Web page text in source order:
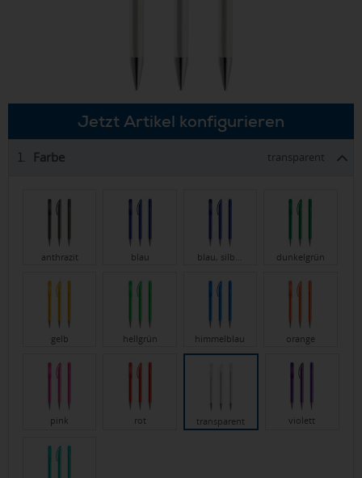
Jetzt Artikel konfigurieren
1. Farbe transparent
anthrazit blau blau, silb… dunkelgrün
gelb hellgrün himmelblau orange
pink rot transparent violett